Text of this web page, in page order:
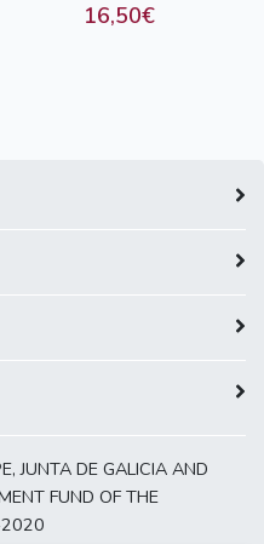
16,50€
JUNTA DE GALICIA AND
FUND OF THE
2020